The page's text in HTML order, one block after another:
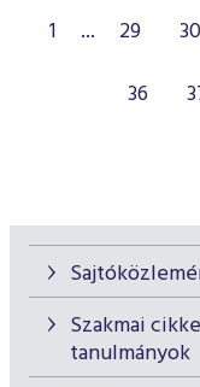
Szakmai
tanulmányok
1 ... 29 30
36